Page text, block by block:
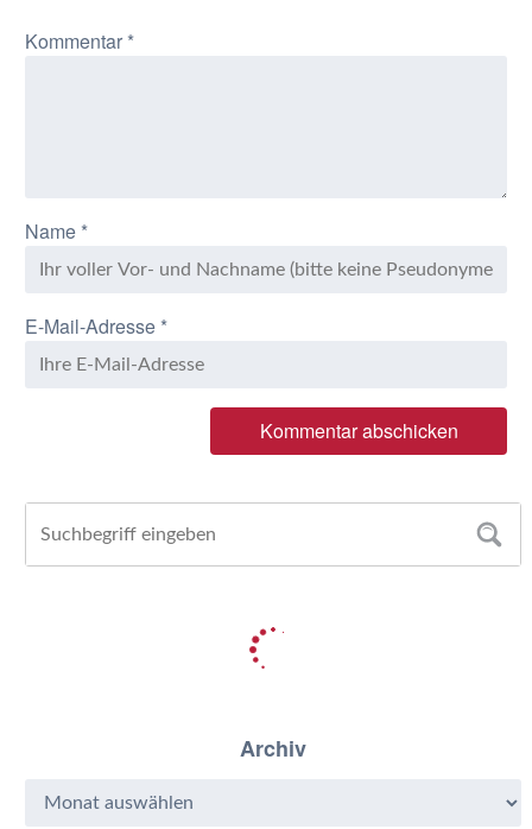
Kommentar *
Name *
E-Mail-Adresse *
Archiv